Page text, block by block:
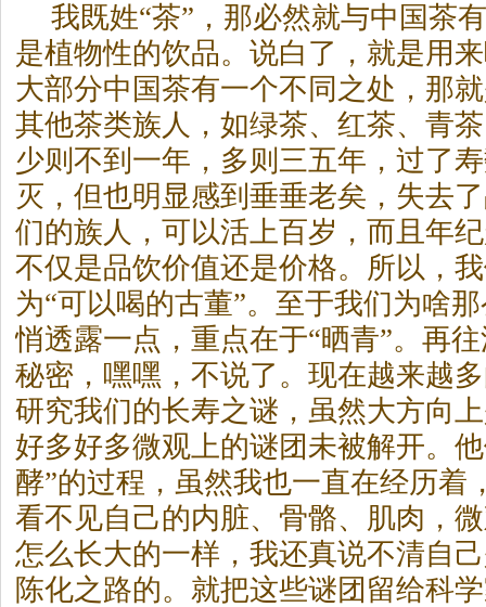
我既姓“茶”，那必然就与中国茶
是植物性的饮品。说白了，就是用
大部分中国茶有一个不同之处，那
其他茶类族人，如绿茶、红茶、青
少则不到一年，多则三五年，过了
灭，但也明显感到垂垂老矣，失去
们的族人，可以活上百岁，而且年
不仅是品饮价值还是价格。所以，
为“可以喝的古董”。至于我们为啥
悄透露一点，重点在于“晒青”。再
秘密，嘿嘿，不说了。现在越来越
研究我们的长寿之谜，虽然大方向
好多好多微观上的谜团未被解开。
酵”的过程，虽然我也一直在经历着
看不见自己的内脏、骨骼、肌肉，
怎么长大的一样，我还真说不清自
陈化之路的。就把这些谜团留给科